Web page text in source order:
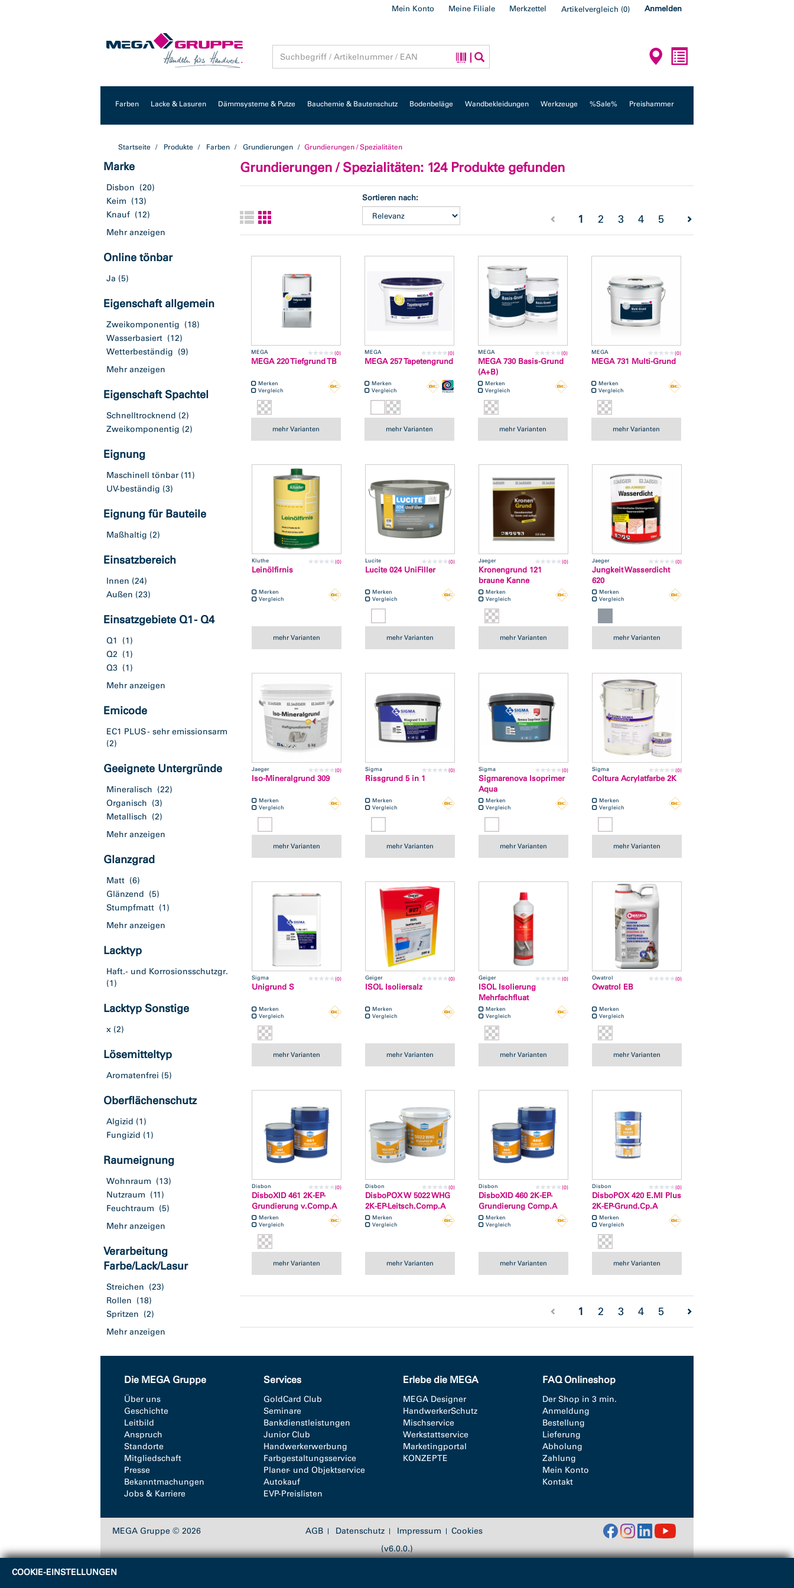
Mein Konto Meine Filiale Merkzettel Artikelvergleich (0) Anmelden
Farben Lacke & Lasuren Dämmsysteme & Putze Bauchemie & Bautenschutz Bodenbeläge Wandbekleidungen Werkzeuge %Sale% Preishammer
Startseite Produkte Farben Grundierungen Grundierungen / Spezialitäten
Marke
Disbon (20)
Keim (13)
Knauf (12)
Mehr anzeigen
Online tönbar
Ja (5)
Eigenschaft allgemein
Zweikomponentig (18)
Wasserbasiert (12)
Wetterbeständig (9)
Mehr anzeigen
Eigenschaft Spachtel
Schnelltrocknend (2)
Zweikomponentig (2)
Eignung
Maschinell tönbar (11)
UV-beständig (3)
Eignung für Bauteile
Maßhaltig (2)
Einsatzbereich
Innen (24)
Außen (23)
Einsatzgebiete Q1 - Q4
Q1
(1)
Q2 (1)
Q3 (1)
Mehr anzeigen
Emicode
EC1 PLUS - sehr emissionsarm
(2)
Geeignete Untergründe
Mineralisch (22)
Organisch (3)
Metallisch (2)
Mehr anzeigen
Glanzgrad
Matt (6)
Glänzend (5)
Stumpfmatt (1)
Mehr anzeigen
Lacktyp
Haft.- und Korrosionsschutzgr.
(1)
Lacktyp Sonstige
x (2)
Lösemitteltyp
Aromatenfrei (5)
Oberflächenschutz
Algizid (1)
Fungizid (1)
Raumeignung
Wohnraum (13)
Nutzraum (11)
Feuchtraum (5)
Mehr anzeigen
Verarbeitung
Farbe/Lack/Lasur
Streichen (23)
Rollen (18)
Spritzen (2)
Mehr anzeigen
Grundierungen / Spezialitäten: 124 Produkte gefunden
Sortieren nach:
1 (current)
2 3 4 5
MEGA (0)
MEGA 220 Tiefgrund TB
Merken
Vergleich
mehr Varianten
MEGA (0)
MEGA 257 Tapetengrund
Merken
Vergleich
mehr Varianten
MEGA (0)
MEGA 730 Basis-Grund
(A+B)
Merken
Vergleich
mehr Varianten
MEGA (0)
MEGA 731 Multi-Grund
Merken
Vergleich
mehr Varianten
Kluthe (0)
Leinölfirnis
Merken
Vergleich
mehr Varianten
Lucite (0)
Lucite 024 UniFiller
Merken
Vergleich
mehr Varianten
Jaeger (0)
Kronengrund 121
braune Kanne
Merken
Vergleich
mehr Varianten
Jaeger (0)
Jungkeit Wasserdicht
620
Merken
Vergleich
mehr Varianten
Jaeger (0)
Iso-Mineralgrund 309
Merken
Vergleich
mehr Varianten
Sigma (0)
Rissgrund 5 in 1
Merken
Vergleich
mehr Varianten
Sigma (0)
Sigmarenova Isoprimer
Aqua
Merken
Vergleich
mehr Varianten
Sigma (0)
Coltura Acrylatfarbe 2K
Merken
Vergleich
mehr Varianten
Sigma (0)
Unigrund S
Merken
Vergleich
mehr Varianten
Geiger (0)
ISOL Isoliersalz
Merken
Vergleich
mehr Varianten
Geiger (0)
ISOL Isolierung
Mehrfachfluat
Merken
Vergleich
mehr Varianten
Owatrol (0)
Owatrol EB
Merken
Vergleich
mehr Varianten
Disbon (0)
DisboXID 461 2K-EP-
Grundierung v.Comp.A
Merken
Vergleich
mehr Varianten
Disbon (0)
DisboPOX W 5022 WHG
2K-EP-Leitsch.Comp.A
Merken
Vergleich
mehr Varianten
Disbon (0)
DisboXID 460 2K-EP-
Grundierung Comp.A
Merken
Vergleich
mehr Varianten
Disbon (0)
DisboPOX 420 E.MI Plus
2K-EP-Grund.Cp.A
Merken
Vergleich
mehr Varianten
1 (current)
2 3 4 5
Die MEGA Gruppe
Über uns
Geschichte
Leitbild
Anspruch
Standorte
Mitgliedschaft
Presse
Bekanntmachungen
Jobs & Karriere
Services
GoldCard Club
Seminare
Bankdienstleistungen
Junior Club
Handwerkerwerbung
Farbgestaltungsservice
Planer- und Objektservice
Autokauf
EVP-Preislisten
Erlebe die MEGA
MEGA Designer
HandwerkerSchutz
Mischservice
Werkstattservice
Marketingportal
KONZEPTE
FAQ Onlineshop
Der Shop in 3 min.
Anmeldung
Bestellung
Lieferung
Abholung
Zahlung
Mein Konto
Kontakt
MEGA Gruppe © 2026 AGB Datenschutz Impressum
Cookies
(v6.0.0.)
COOKIE-EINSTELLUNGEN